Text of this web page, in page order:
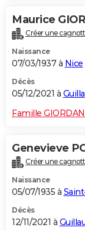
Maurice
Créer une
Naissance
07/03/1937 à Nice
Décès
05/12/2021 à
Famille
Genevieve
Créer une
Naissance
05/07/1935 à
Décès
12/11/2021 à